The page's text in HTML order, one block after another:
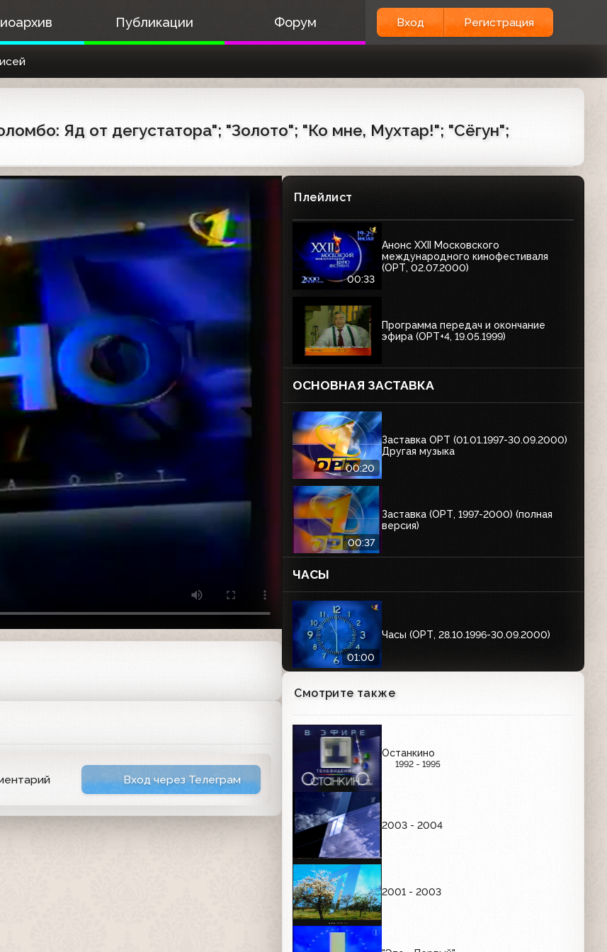
Публикации Форум Вход Регистрация
Яд от дегустатора"; "Золото"; "Ко мне, Мухтар!"; "Сёгун";
Вход через Телеграм
Плейлист
00:33
Анонс XXII Московского
международного кинофестиваля
(ОРТ, 02.07.2000)
Программа передач и окончание
эфира (ОРТ+4, 19.05.1999)
ОСНОВНАЯ ЗАСТАВКА
00:20
Заставка ОРТ (01.01.1997-30.09.2000)
Другая музыка
00:37
Заставка (ОРТ, 1997-2000) (полная
версия)
ЧАСЫ
01:00
Часы (ОРТ, 28.10.1996-30.09.2000)
01:01
Утренние
01:01
РЕКЛАМНЫЕ ЗАСТАВКИ (ЯНВАРЬ-СЕНТЯБРЬ
1997)
00:36
Смотрите также
Останкино
1992 - 1995
2003 - 2004
2001 - 2003